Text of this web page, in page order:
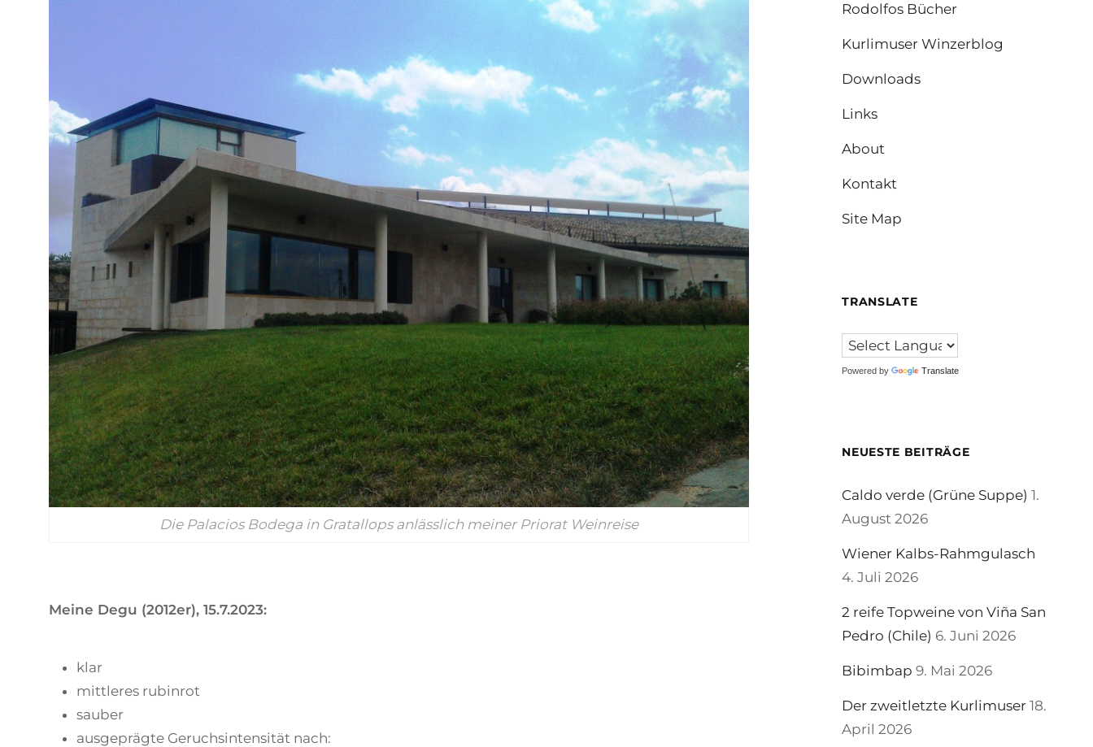
Die Palacios Bodega in Gratallops anlässlich meiner Priorat Weinreise
Meine Degu (2012er), 15.7.2023:
klar
mittleres rubinrot
sauber
ausgeprägte Geruchsintensität nach:
Rodolfos Bücher
Kurlimuser Winzerblog
Downloads
Links
About
Kontakt
Site Map
TRANSLATE
Powered by Translate
NEUESTE BEITRÄGE
Caldo verde (Grüne Suppe) 1.
August 2026
Wiener Kalbs-Rahmgulasch
4. Juli 2026
2 reife Topweine von Viña San
Pedro (Chile) 6. Juni 2026
Bibimbap 9. Mai 2026
Der zweitletzte Kurlimuser 18.
April 2026